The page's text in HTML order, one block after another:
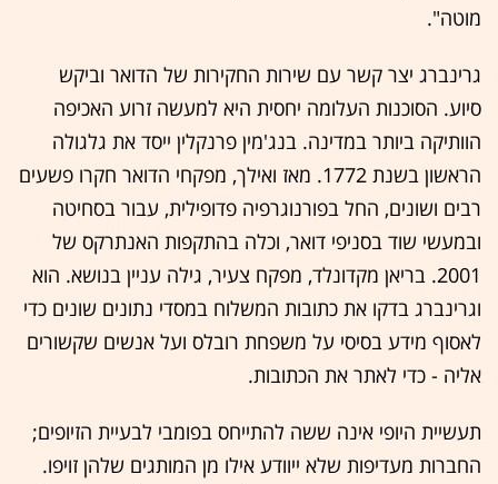
מוטה".
גרינברג יצר קשר עם שירות החקירות של הדואר וביקש
סיוע. הסוכנות העלומה יחסית היא למעשה זרוע האכיפה
הוותיקה ביותר במדינה. בנג'מין פרנקלין ייסד את גלגולה
הראשון בשנת 1772. מאז ואילך, מפקחי הדואר חקרו פשעים
רבים ושונים, החל בפורנוגרפיה פדופילית, עבור בסחיטה
ובמעשי שוד בסניפי דואר, וכלה בהתקפות האנתרקס של
2001. בריאן מקדונלד, מפקח צעיר, גילה עניין בנושא. הוא
וגרינברג בדקו את כתובות המשלוח במסדי נתונים שונים כדי
לאסוף מידע בסיסי על משפחת רובלס ועל אנשים שקשורים
אליה - כדי לאתר את הכתובות.
תעשיית היופי אינה ששה להתייחס בפומבי לבעיית הזיופים;
החברות מעדיפות שלא ייוודע אילו מן המותגים שלהן זויפו.